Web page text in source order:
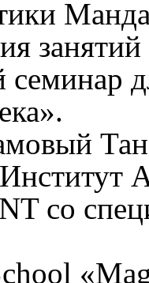
семинар
со